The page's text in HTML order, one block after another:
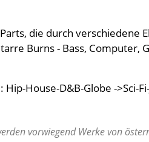
die durch verschiedene
Burns - Bass, Computer,
House-D&B-Globe ->Sci-
vorwiegend Werke von